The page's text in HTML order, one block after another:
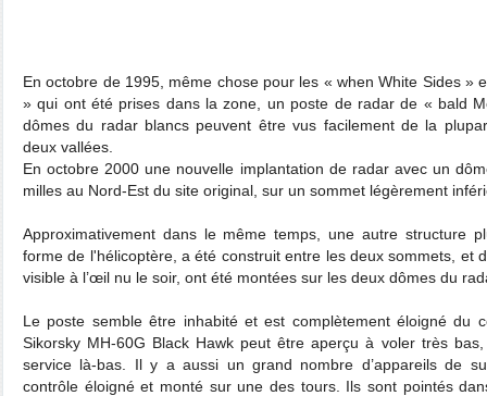
En octobre de 1995, même chose pour les « when White Sides »
» qui ont été prises dans la zone, un poste de radar de « bald
dômes du radar blancs peuvent être vus facilement de la
deux vallées.
En octobre 2000 une nouvelle implantation de radar avec un
milles au Nord-Est du site original, sur un sommet légèrement
Approximativement dans le même temps, une autre structure
forme de l'hélicoptère, a été construit entre les deux sommets, et
visible à l’œil nu le soir, ont été montées sur les deux dômes du
Le poste semble être inhabité et est complètement éloigné du
Sikorsky MH-60G Black Hawk peut être aperçu à voler très
service là-bas. Il y a aussi un grand nombre d’appareils de
contrôle éloigné et monté sur une des tours. Ils sont pointés